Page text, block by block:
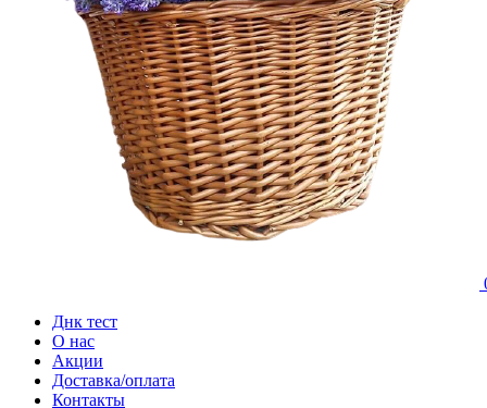
Днк тест
О нас
Акции
Доставка/оплата
Контакты